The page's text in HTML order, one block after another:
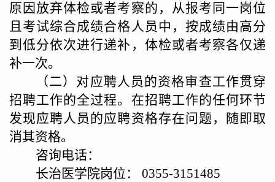
原因放弃体检或者考察的，从报考同一岗位
且考试综合成绩合格人员中，按成绩由高分
到低分依次进行递补，体检或者考察各仅递
补一次。
（二） 对应聘人员的资格审查工作贯穿
招聘工作的全过程。在招聘工作的任何环节
发现应聘人员的应聘资格存在问题，随即取
消其资格。
咨询电话：
长治医学院岗位：
0355-3151485